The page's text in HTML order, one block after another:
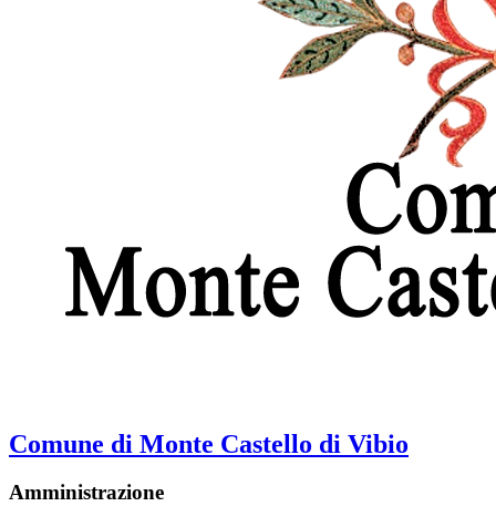
Comune di Monte Castello di Vibio
Amministrazione